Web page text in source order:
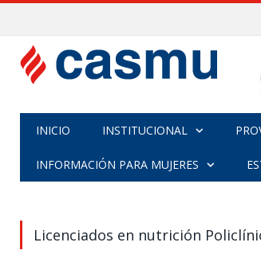
INICIO INSTITUCIONAL
INFORMACIÓN PARA MUJERES
Licenciados en nutrición